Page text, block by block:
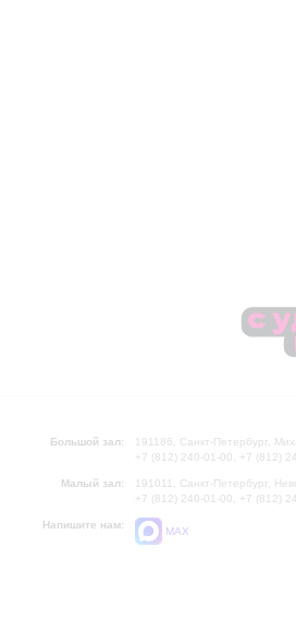
Большой зал:
191186, Санкт-Петербург,
+7 (812) 240-01-00, +7 (812)
Малый зал:
191011, Санкт-Петербург,
+7 (812) 240-01-00, +7 (812)
Напишите нам:
MAX